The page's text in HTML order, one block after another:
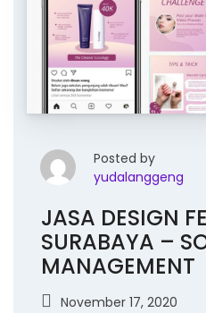
Posted by
yudalanggeng
JASA DESIGN
SURABAYA –
MANAGEMENT
November 17, 2020